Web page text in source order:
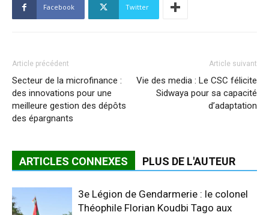
Facebook Twitter
Article précédent
Secteur de la microfinance :
des innovations pour une
meilleure gestion des dépôts
des épargnants
Article suivant
Vie des media : Le CSC félicite
Sidwaya pour sa capacité
d’adaptation
ARTICLES CONNEXES PLUS DE L'AUTEUR
3e Légion de Gendarmerie : le colonel
Théophile Florian Koudbi Tago aux